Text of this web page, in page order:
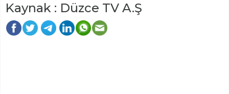
Kaynak : Düzce TV A.Ş